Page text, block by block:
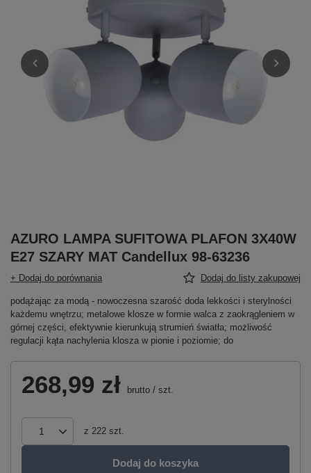
AZURO LAMPA SUFITOWA PLAFON 3X40W
E27 SZARY MAT Candellux 98-63236
+ Dodaj do porównania Dodaj do listy zakupowej
podążając za modą - nowoczesna szarość doda lekkości i sterylności
każdemu wnętrzu; metalowe klosze w formie walca z zaokrągleniem w
górnej części, efektywnie kierunkują strumień światła; możliwość
regulacji kąta nachylenia klosza w pionie i poziomie; do
268,99 zł brutto / szt.
z 222 szt.
Dodaj do koszyka